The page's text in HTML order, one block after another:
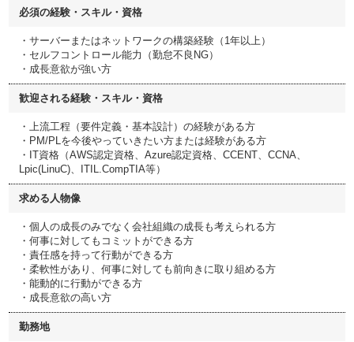
必須の経験・スキル・資格
・サーバーまたはネットワークの構築経験（1年以上）
・セルフコントロール能力（勤怠不良NG）
・成長意欲が強い方
歓迎される経験・スキル・資格
・上流工程（要件定義・基本設計）の経験がある方
・PM/PLを今後やっていきたい方または経験がある方
・IT資格（AWS認定資格、Azure認定資格、CCENT、CCNA、
Lpic(LinuC)、ITIL.CompTIA等）
求める人物像
・個人の成長のみでなく会社組織の成長も考えられる方
・何事に対してもコミットができる方
・責任感を持って行動ができる方
・柔軟性があり、何事に対しても前向きに取り組める方
・能動的に行動ができる方
・成長意欲の高い方
勤務地